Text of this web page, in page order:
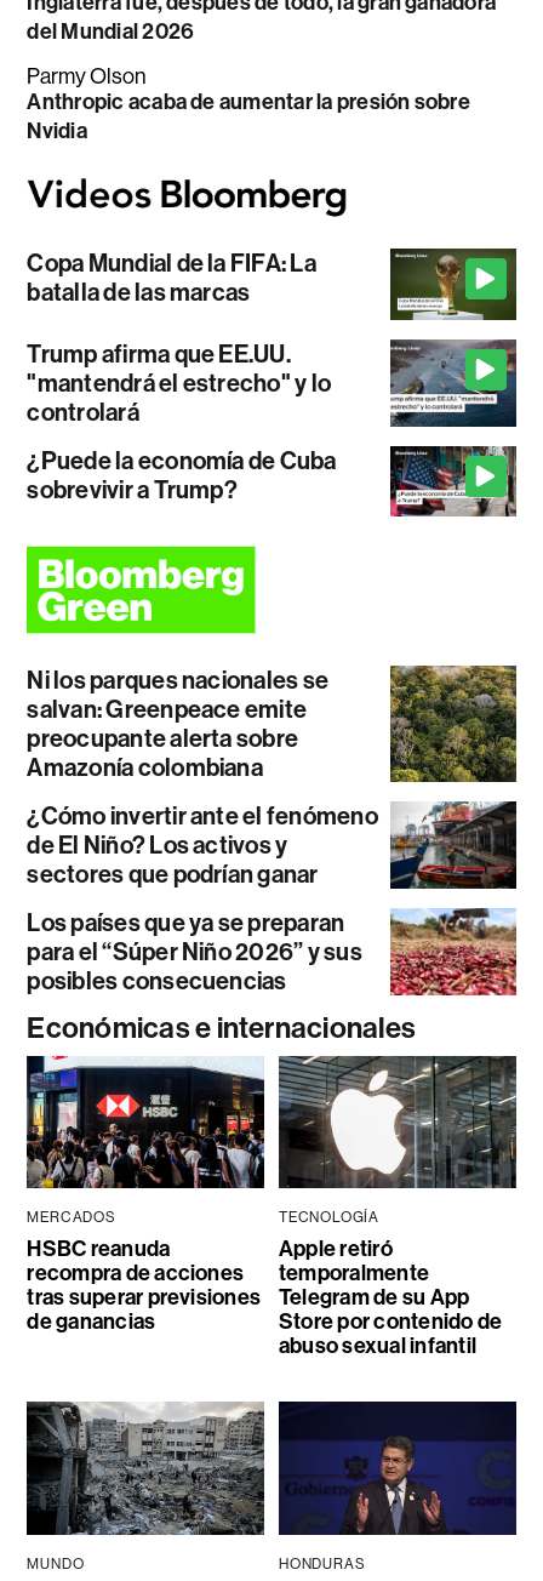
del Mundial 2026
Parmy Olson
Anthropic acaba de aumentar la presión sobre
Nvidia
Copa Mundial de la FIFA: La
batalla de las marcas
Trump afirma que EE.UU.
"mantendrá el estrecho" y lo
controlará
¿Puede la economía de Cuba
sobrevivir a Trump?
Ni los parques nacionales se
salvan: Greenpeace emite
preocupante alerta sobre
Amazonía colombiana
¿Cómo invertir ante el fenómeno
de El Niño? Los activos y
sectores que podrían ganar
Los países que ya se preparan
para el “Súper Niño 2026” y sus
posibles consecuencias
Económicas e internacionales
MERCADOS
HSBC reanuda
recompra de acciones
tras superar previsiones
de ganancias
TECNOLOGÍA
Apple retiró
temporalmente
Telegram de su App
Store por contenido de
abuso sexual infantil
MUNDO HONDURAS